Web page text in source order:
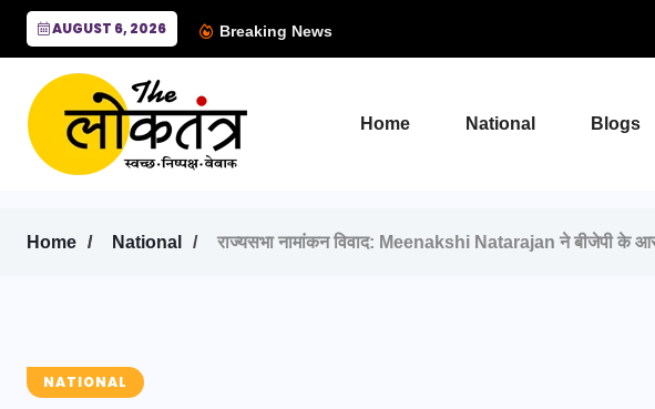
AUGUST 6, 2026 Breaking News
Home National Blogs
Home National राज्यसभा नामांकन विवाद: Meenakshi Natarajan ने बीजेपी के
NATIONAL